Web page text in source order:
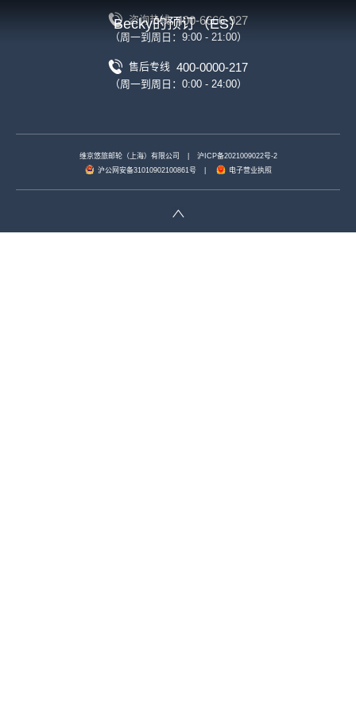
Becky的预订（ES）
咨询热线 400-6666-927
（周一到周日：9:00 - 21:00）
售后专线 400-0000-217
（周一到周日：0:00 - 24:00）
维京悠旅邮轮（上海）有限公司
沪ICP备2021009022号-2
沪公网安备31010902100861号
电子营业执照